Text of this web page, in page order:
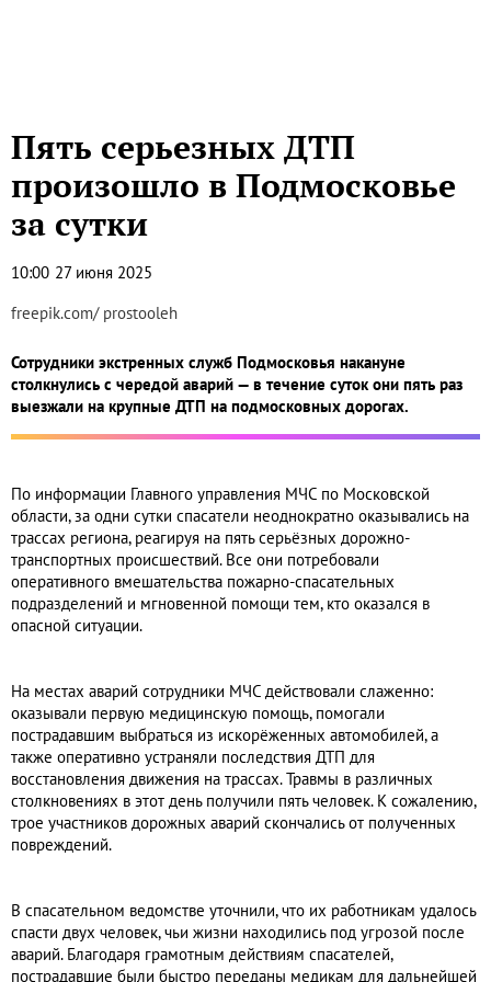
Пять серьезных ДТП
произошло в Подмосковье
за сутки
10:00 27 июня 2025
freepik.com/ prostooleh
Сотрудники экстренных служб Подмосковья накануне
столкнулись с чередой аварий — в течение суток они пять раз
выезжали на крупные ДТП на подмосковных дорогах.
По информации Главного управления МЧС по Московской
области, за одни сутки спасатели неоднократно оказывались на
трассах региона, реагируя на пять серьёзных дорожно-
транспортных происшествий. Все они потребовали
оперативного вмешательства пожарно-спасательных
подразделений и мгновенной помощи тем, кто оказался в
опасной ситуации.
На местах аварий сотрудники МЧС действовали слаженно:
оказывали первую медицинскую помощь, помогали
пострадавшим выбраться из искорёженных автомобилей, а
также оперативно устраняли последствия ДТП для
восстановления движения на трассах. Травмы в различных
столкновениях в этот день получили пять человек. К сожалению,
трое участников дорожных аварий скончались от полученных
повреждений.
В спасательном ведомстве уточнили, что их работникам удалось
спасти двух человек, чьи жизни находились под угрозой после
аварий. Благодаря грамотным действиям спасателей,
пострадавшие были быстро переданы медикам для дальнейшей